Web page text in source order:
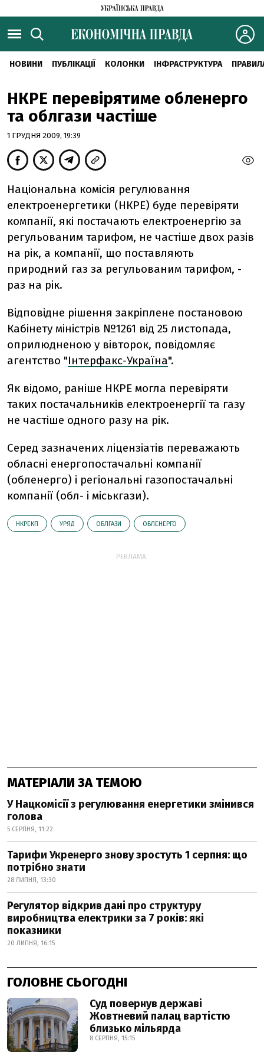
НОВИНИ ПУБЛІКАЦІЇ КОЛОНКИ ІНФРАСТРУКТУРА
НКРЕ перевірятиме обленерго
та облгази частіше
1 ГРУДНЯ 2009, 19:39
Національна комісія регулювання
електроенергетики (НКРЕ) буде перевіряти
компанії, які постачають електроенергію за
регульованим тарифом, не частіше двох разів
на рік, а компанії, що поставляють
природний газ за регульованим тарифом, -
раз на рік.
Відповідне рішення закріплене постановою
Кабінету міністрів №1261 від 25 листопада,
оприлюдненою у вівторок, повідомляє
агентство "Інтерфакс-Україна".
Як відомо, раніше НКРЕ могла перевіряти
таких постачальників електроенергії та газу
не частіше одного разу на рік.
Серед зазначених ліцензіатів переважають
обласні енергопостачальні компанії
(обленерго) і регіональні газопостачальні
компанії (обл- і міськгази).
НКРЕКП УРЯД ОБЛГАЗИ ОБЛЕНЕРГО
РЕКЛАМА:
МАТЕРІАЛИ ЗА ТЕМОЮ
У Нацкомісії з регулювання енергетики змінився
голова
5 СЕРПНЯ, 11:22
Тарифи Укренерго знову зростуть 1 серпня: що
потрібно знати
28 ЛИПНЯ, 13:30
Регулятор відкрив дані про структуру
виробництва електрики за 7 років: які
показники
20 ЛИПНЯ, 16:15
ГОЛОВНЕ СЬОГОДНІ
Суд повернув державі
Жовтневий палац вартістю
близько мільярда
8 СЕРПНЯ, 15:15